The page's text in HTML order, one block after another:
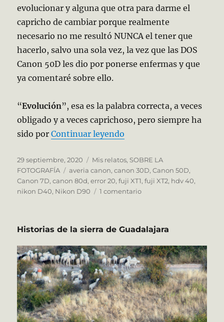
evolucionar y alguna que otra para darme el
capricho de cambiar porque realmente
necesario no me resultó NUNCA el tener que
hacerlo, salvo una sola vez, la vez que las DOS
Canon 50D les dio por ponerse enfermas y que
ya comentaré sobre ello.
“Evolución”, esa es la palabra correcta, a veces
obligado y a veces caprichoso, pero siempre ha
sido porContinuar leyendo
Publicado
el
29 septiembre, 2020 Categorías
Mis relatos, SOBRE LA
FOTOGRAFÍA
Etiquetas
averia canon,canon 30D,Canon 50D,
Canon 7D,canon 80d,error 20,fuji XT1,fuji XT2, hdv 40,
nikon D40, Nikon D90 1 comentarioen
en
décadas.
Historias de la sierra de Guadalajara